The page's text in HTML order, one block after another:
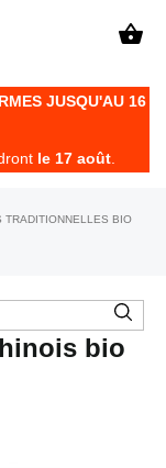

JUSQU'AU 16
le 17 août.
TRADITIONNELLES BIO
bio